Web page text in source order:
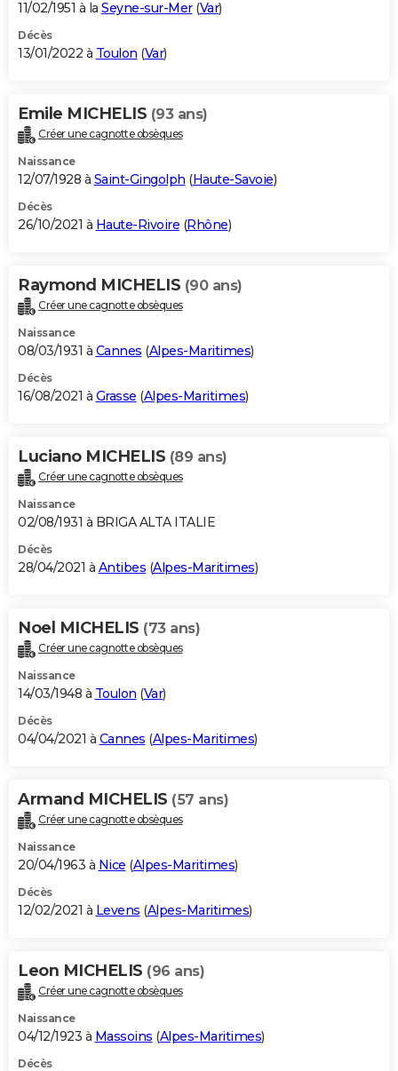
11/02/1951 à la Seyne-sur-Mer(Var)
Décès
13/01/2022 à Toulon (Var)
Emile MICHELIS (93 ans)
Créer une cagnotte obsèques
Naissance
12/07/1928 à Saint-Gingolph (Haute-Savoie)
Décès
26/10/2021 à Haute-Rivoire (Rhône)
Raymond MICHELIS (90 ans)
Créer une cagnotte obsèques
Naissance
08/03/1931 à Cannes (Alpes-Maritimes)
Décès
16/08/2021 à Grasse (Alpes-Maritimes)
Luciano MICHELIS (89 ans)
Créer une cagnotte obsèques
Naissance
02/08/1931 à BRIGA ALTA ITALIE
Décès
28/04/2021 à Antibes (Alpes-Maritimes)
Noel MICHELIS (73 ans)
Créer une cagnotte obsèques
Naissance
14/03/1948 à Toulon (Var)
Décès
04/04/2021 à Cannes (Alpes-Maritimes)
Armand MICHELIS (57 ans)
Créer une cagnotte obsèques
Naissance
20/04/1963 à Nice (Alpes-Maritimes)
Décès
12/02/2021 à Levens (Alpes-Maritimes)
Leon MICHELIS (96 ans)
Créer une cagnotte obsèques
Naissance
04/12/1923 à Massoins (Alpes-Maritimes)
Décès